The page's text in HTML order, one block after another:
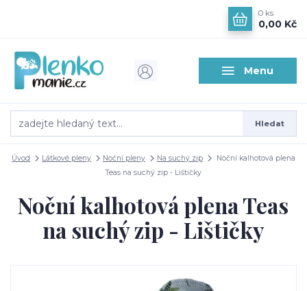
Menu
Hledat
0 ks
0,00 Kč
Úvod Látkové pleny Noční pleny Na suchý zip
Noční kalhotová plena
Teas na suchý zip - Lištičky
Noční kalhotová plena Teas
na suchý zip - Lištičky